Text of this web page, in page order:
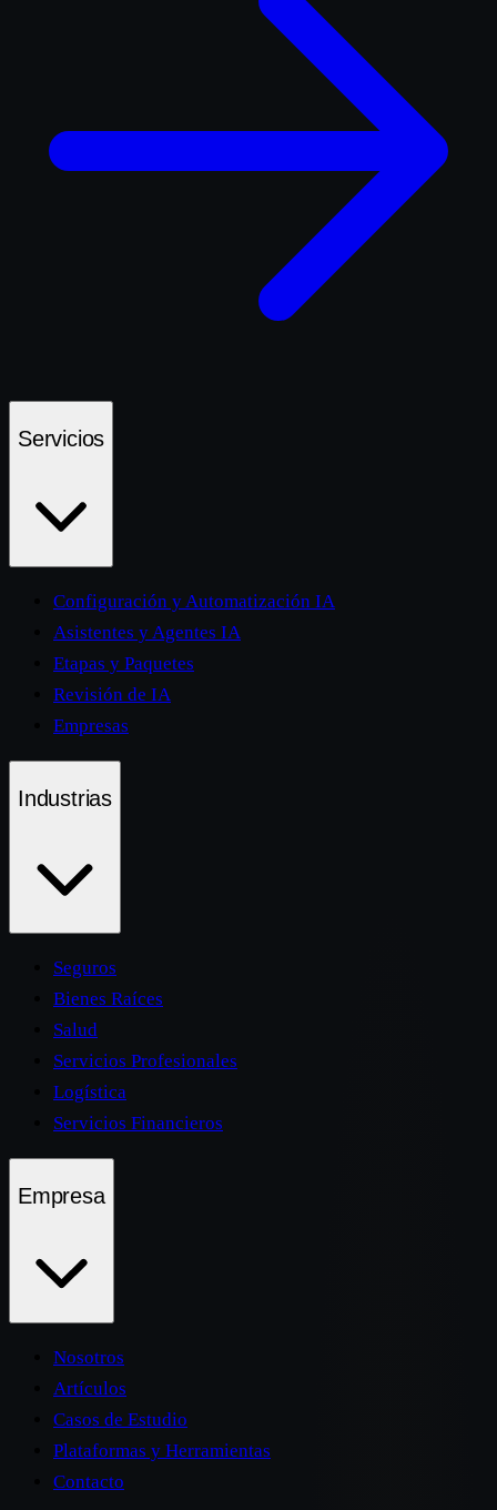
Servicios
Configuración y Automatización IA
Asistentes y Agentes IA
Etapas y Paquetes
Revisión de IA
Empresas
Industrias
Seguros
Bienes Raíces
Salud
Servicios Profesionales
Logística
Servicios Financieros
Empresa
Nosotros
Artículos
Casos de Estudio
Plataformas y Herramientas
Contacto